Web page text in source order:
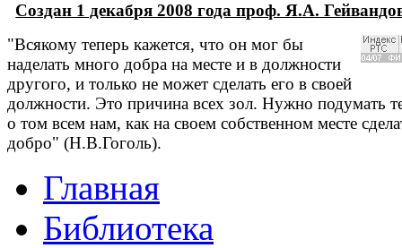
Создан 1 декабря 2008 года проф. Я.А.
"Всякому теперь кажется, что он мог бы
наделать много добра на месте и в должности
другого, и только не может сделать его в своей
должности. Это причина всех зол. Нужно подумать
о том всем нам, как на своем собственном месте
добро" (Н.В.Гоголь).
Главная
Библиотека